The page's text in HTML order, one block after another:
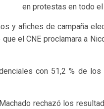
en protestas en todo el
y afiches de campaña
el CNE proclamara a
con 51,2 % de
rechazó los